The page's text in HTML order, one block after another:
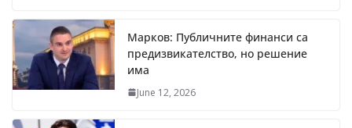
Марков: Публичните финанси са
предизвикателство, но решение
има
June 12, 2026